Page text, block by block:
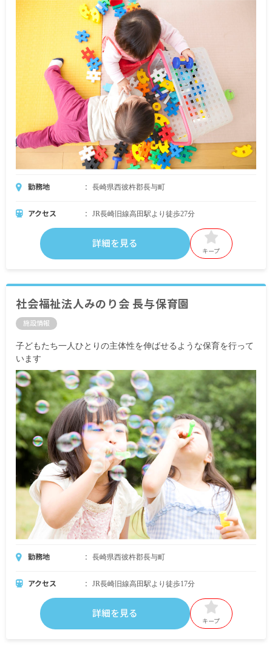
勤務地 長崎県西彼杵郡長与町
アクセス JR長崎旧線高田駅より徒歩27分
詳細を見る
キープ
社会福祉法人みのり会 長与保育園
施設情報
子どもたち一人ひとりの主体性を伸ばせるような保育を行って
います
勤務地 長崎県西彼杵郡長与町
アクセス JR長崎旧線高田駅より徒歩17分
詳細を見る
キープ